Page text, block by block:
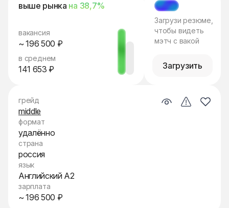
выше рынка на 38,7%
вакансия
~ 196 500 ₽
в среднем
141 653 ₽
МЭТЧ
Загрузи резюме,
чтобы видеть
мэтч с вакой
Загрузить
грейд
middle
формат
удалённо
страна
россия
язык
Английский A2
зарплата
~ 196 500 ₽